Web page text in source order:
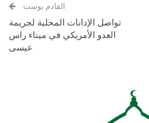
القادم بوست
تواصل الإدانات المحلية لجريمة
العدو الأمريكي في ميناء راس
عيسى